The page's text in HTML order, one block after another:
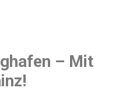
– Mit